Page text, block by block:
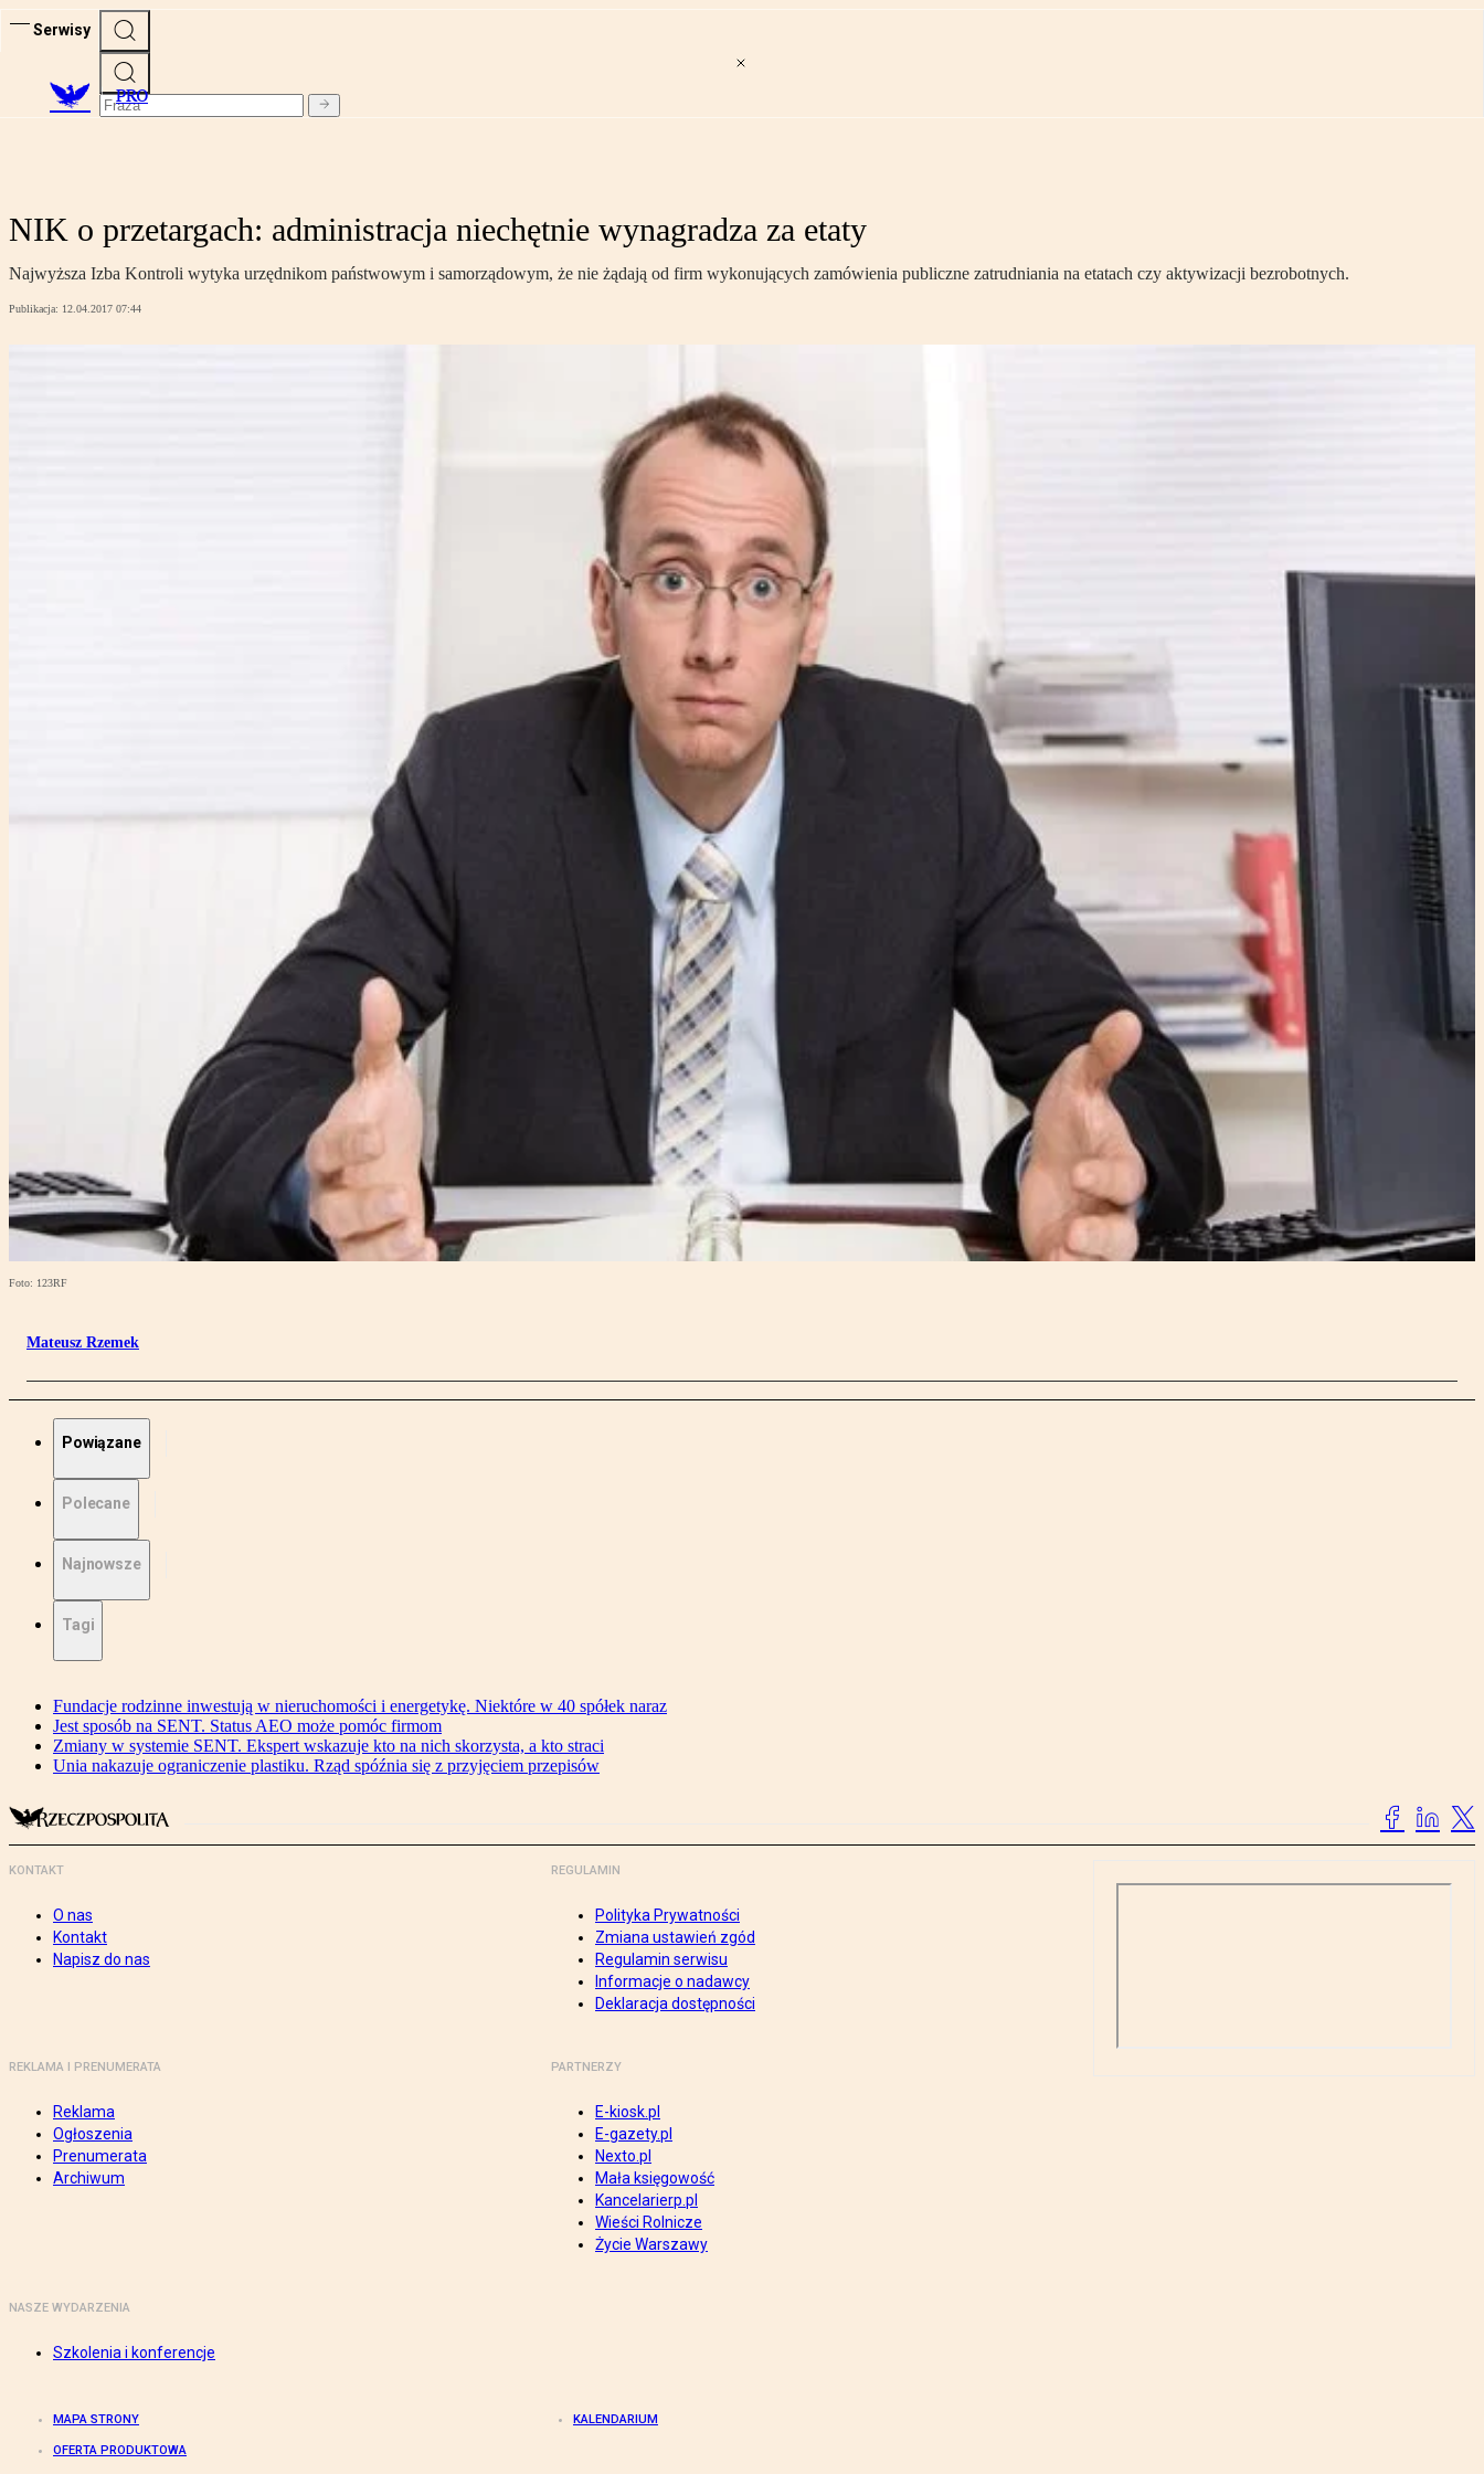
Serwisy
PRO
NIK o przetargach: administracja niechętnie wynagradza za etaty
Najwyższa Izba Kontroli wytyka urzędnikom państwowym i samorządowym, że nie żądają od firm wykonujących zamówienia publiczne zatrudniania na etatach czy aktywizacji bezrobotnych.
Publikacja: 12.04.2017 07:44
Foto: 123RF
Mateusz Rzemek
Powiązane
Polecane
Najnowsze
Tagi
Fundacje rodzinne inwestują w nieruchomości i energetykę. Niektóre w 40 spółek naraz
Jest sposób na SENT. Status AEO może pomóc firmom
Zmiany w systemie SENT. Ekspert wskazuje kto na nich skorzysta, a kto straci
Unia nakazuje ograniczenie plastiku. Rząd spóźnia się z przyjęciem przepisów
KONTAKT
O nas
Kontakt
Napisz do nas
REGULAMIN
Polityka Prywatności
Zmiana ustawień zgód
Regulamin serwisu
Informacje o nadawcy
Deklaracja dostępności
REKLAMA I PRENUMERATA
Reklama
Ogłoszenia
Prenumerata
Archiwum
PARTNERZY
E-kiosk.pl
E-gazety.pl
Nexto.pl
Mała księgowość
Kancelarierp.pl
Wieści Rolnicze
Życie Warszawy
NASZE WYDARZENIA
Szkolenia i konferencje
MAPA STRONY KALENDARIUM
OFERTA PRODUKTOWA